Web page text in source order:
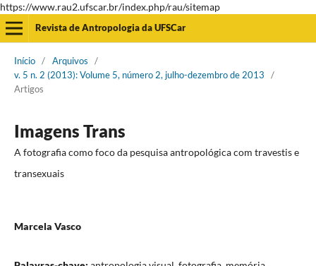
https://www.rau2.ufscar.br/index.php/rau/sitemap
Revista de Antropologia da UFSCar
Início / Arquivos
/
v. 5 n. 2 (2013): Volume 5, número 2, julho-dezembro de 2013
/
Artigos
Imagens Trans
A fotografia como foco da pesquisa antropológica com travestis e
transexuais
Marcela Vasco